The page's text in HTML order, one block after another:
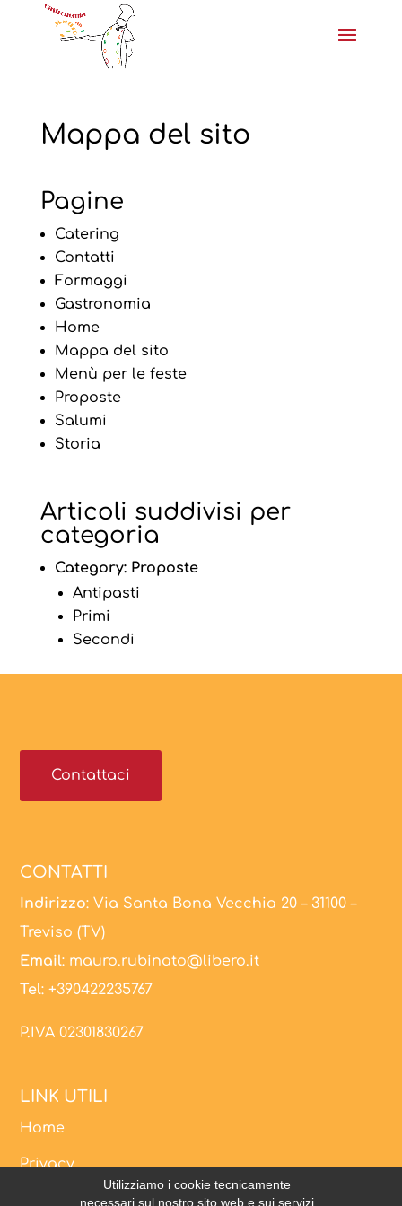
Mappa del sito
Pagine
Catering
Contatti
Formaggi
Gastronomia
Home
Mappa del sito
Menù per le feste
Proposte
Salumi
Storia
Articoli suddivisi per
categoria
Category: Proposte
Antipasti
Primi
Secondi
Contattaci
CONTATTI
Indirizzo: Via Santa Bona Vecchia 20 – 31100 –
Treviso (TV)
Email: mauro.rubinato@libero.it
Tel:+390422235767
P.IVA 02301830267
LINK UTILI
Home
Privacy
Web Policy Privacy
Utilizziamo i cookie tecnicamente
necessari sul nostro sito web e sui servizi